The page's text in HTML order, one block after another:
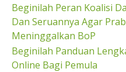
Beginilah Peran Koalisi
Dan Seruannya Agar
Meninggalkan BoP
Beginilah Panduan
Online Bagi Pemula